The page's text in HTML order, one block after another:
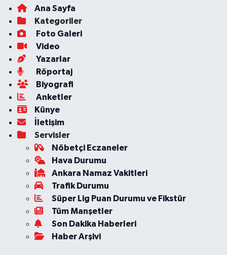
Ana Sayfa
Kategoriler
Foto Galeri
Video
Yazarlar
Röportaj
Biyografi
Anketler
Künye
İletişim
Servisler
Nöbetçi Eczaneler
Hava Durumu
Ankara Namaz Vakitleri
Trafik Durumu
Süper Lig Puan Durumu ve Fikstür
Tüm Manşetler
Son Dakika Haberleri
Haber Arşivi